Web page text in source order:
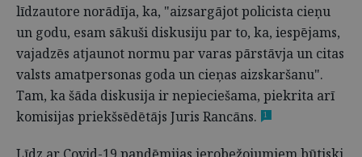
līdzautore norādīja, ka, "aizsargājot policista cieņu
un godu, esam sākuši diskusiju par to, ka, iespējams,
vajadzēs atjaunot normu par varas pārstāvja un citas
valsts amatpersonas goda un cieņas aizskaršanu".
Tam, ka šāda diskusija ir nepieciešama, piekrita arī
komisijas priekšsēdētājs Juris Rancāns.
1